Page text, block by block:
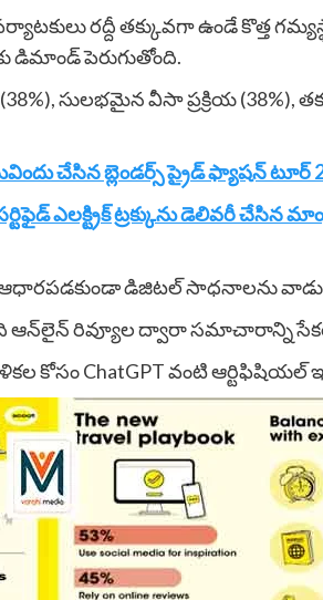
రద్దీ తక్కువగా ఉండే
డిమాండ్ పెరుగుతోంది.
సులభమైన వీసా ప్రక్రియ
చేసిన బ్లెండర్స్ ప్రైడ్ ఫ్యాషన్ టూర్
ఎలక్ట్రిక్ ట్రక్కును డెలివరీ చేసిన
ఆధారపడకుండా డిజిటల్ సాధనాలను
రివ్యూల ద్వారా సమాచారాన్ని
కోసం ChatGPT వంటి